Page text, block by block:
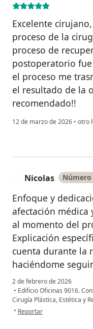
Excelente
proceso de la
proceso de
postoperatorio
el proceso me
el resultado de la
recomendado!!
12 de marzo de 2026 • otro
Nicolas
Enfoque y
afectación
al momento del
Explicación
cuenta durante la
haciéndome
2 de febrero de 2026
• Edificio Oficinas 9016.
Cirugía Plástica, Estética y
• en opinión del usuario
Reportar